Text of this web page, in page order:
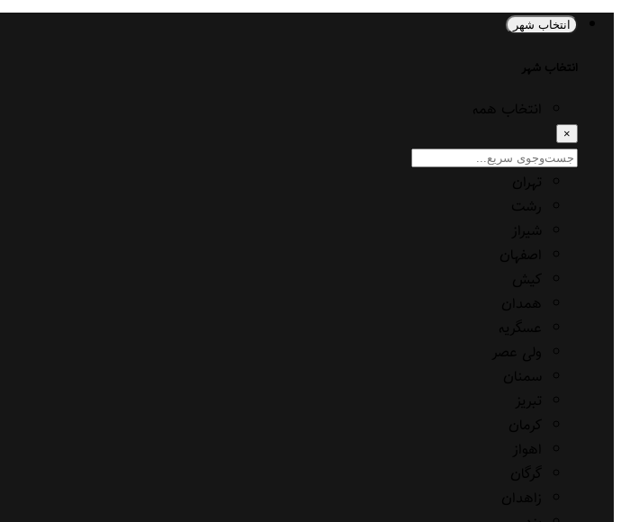
انتخاب شهر
×